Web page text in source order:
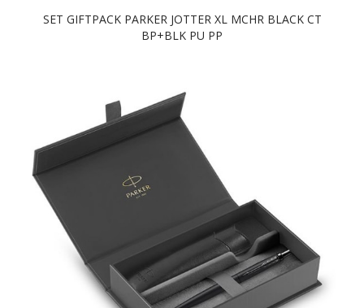
SET GIFTPACK PARKER JOTTER XL MCHR BLACK CT
BP+BLK PU PP